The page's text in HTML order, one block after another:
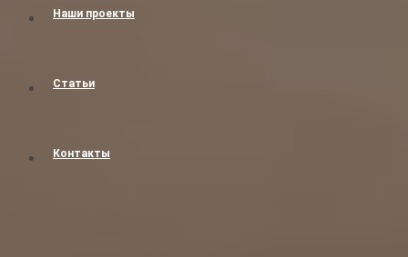
Наши проекты
Статьи
Контакты